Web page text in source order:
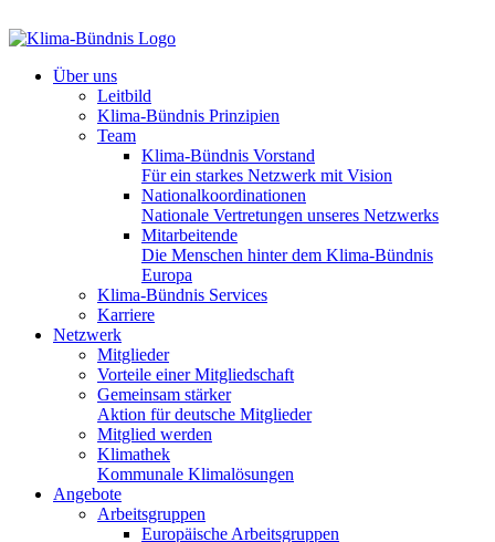
Über uns
Leitbild
Klima-Bündnis Prinzipien
Team
Klima-Bündnis Vorstand
Für ein starkes Netzwerk mit Vision
Nationalkoordinationen
Nationale Vertretungen unseres Netzwerks
Mitarbeitende
Die Menschen hinter dem Klima-Bündnis
Europa
Klima-Bündnis Services
Karriere
Netzwerk
Mitglieder
Vorteile einer Mitgliedschaft
Gemeinsam stärker
Aktion für deutsche Mitglieder
Mitglied werden
Klimathek
Kommunale Klimalösungen
Angebote
Arbeitsgruppen
Europäische Arbeitsgruppen